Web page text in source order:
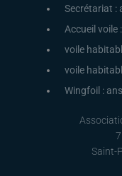
Secrétariat :
Accueil voile
voile
voile
Wingfoil :
Saint-